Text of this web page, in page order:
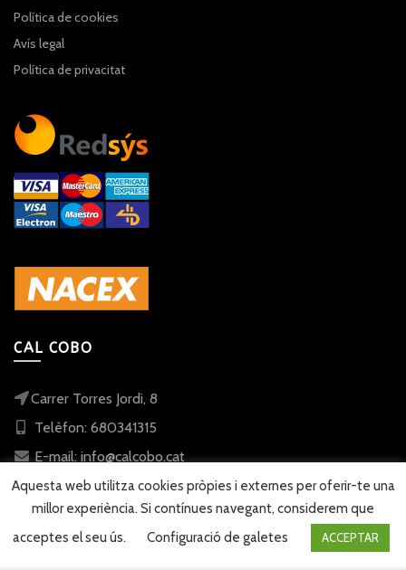
Política de cookies
Avís legal
Política de privacitat
CAL COBO
Carrer Torres Jordi, 8
Telèfon: 680341315
E-mail: info@calcobo.cat
© 2023 Cal Cobo
Aquesta web utilitza cookies pròpies i externes per oferir-te una
millor experiència. Si contínues navegant, considerem que
acceptes el seu ús.
Configuració de galetes ACCEPTAR